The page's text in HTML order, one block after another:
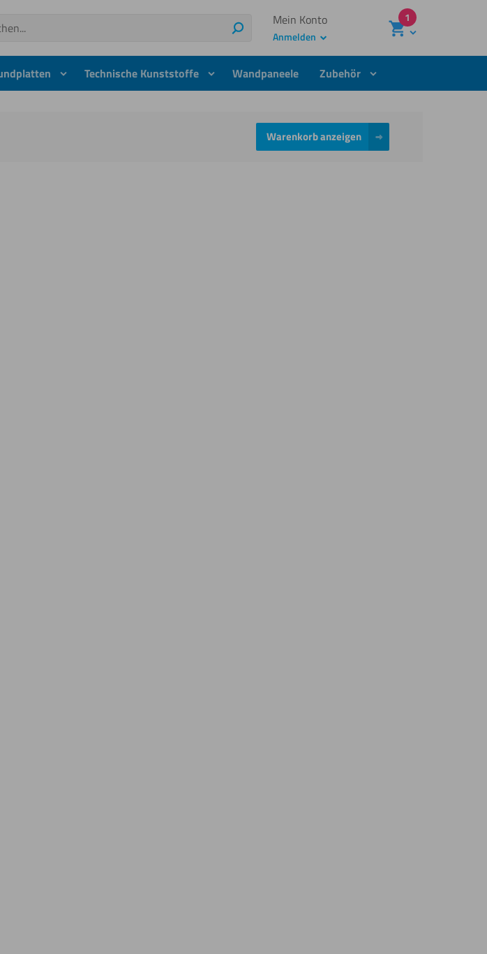
Suchen
Mein Konto
Anmelden
1
Technische Kunststoffe Wandpaneele Zubehör
Warenkorb anzeigen